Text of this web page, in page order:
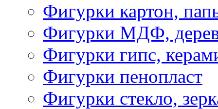
Фигурки картон,
Фигурки МДФ,
Фигурки гипс,
Фигурки пенопласт
Фигурки стекло,